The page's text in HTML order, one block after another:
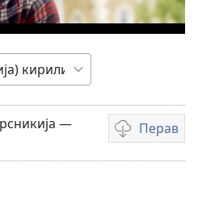
—
Перав
Опцие
башо